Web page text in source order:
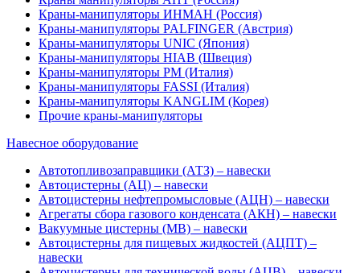
Краны-манипуляторы ИНМАН (Россия)
Краны-манипуляторы PALFINGER (Австрия)
Краны-манипуляторы UNIC (Япония)
Краны-манипуляторы HIAB (Швеция)
Краны-манипуляторы PM (Италия)
Краны-манипуляторы FASSI (Италия)
Краны-манипуляторы KANGLIM (Корея)
Прочие краны-манипуляторы
Навесное оборудование
Автотопливозаправщики (АТЗ) – навески
Автоцистерны (АЦ) – навески
Автоцистерны нефтепромысловые (АЦН) – навески
Агрегаты сбора газового конденсата (АКН) – навески
Вакуумные цистерны (МВ) – навески
Автоцистерны для пищевых жидкостей (АЦПТ) –
навески